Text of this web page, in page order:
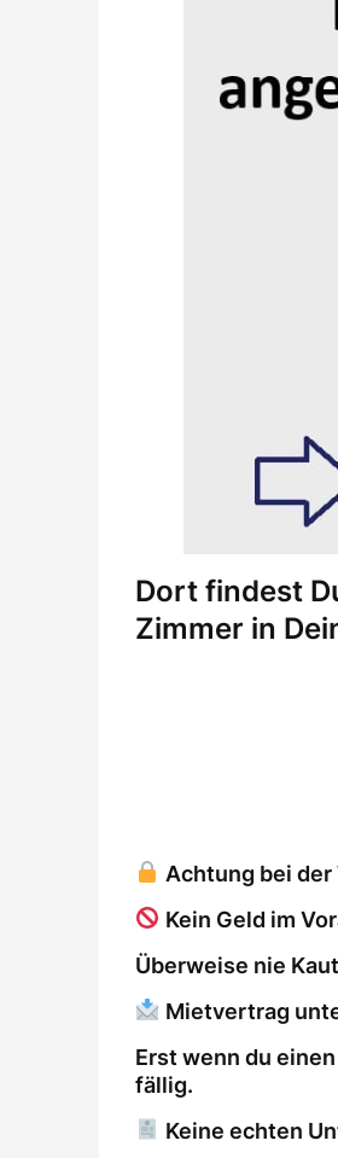
Dort findest
Zimmer in
Achtung bei
Kein Geld im
Überweise nie
Mietvertrag
Erst wenn du
fällig.
Keine echten